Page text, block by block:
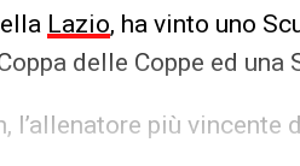
Lazio, ha vinto uno
delle Coppe ed una
l’allenatore più